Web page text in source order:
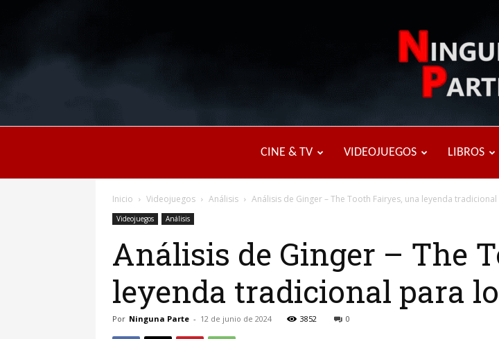
CINE & TV VIDEOJUEGOS LIBROS
Inicio Videojuegos Análisis Análisis de Ginger – The Tooth Fairyes, una leyenda
Videojuegos Análisis
Análisis de Ginger – The
leyenda tradicional para
Por Ninguna Parte - 12 de junio de 2024 3852 0